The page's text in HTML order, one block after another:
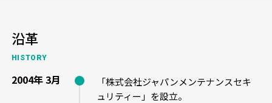
沿革
HISTORY
2004年 3月
「株式会社ジャパンメンテナンスセキ
ュリティー」を設立。